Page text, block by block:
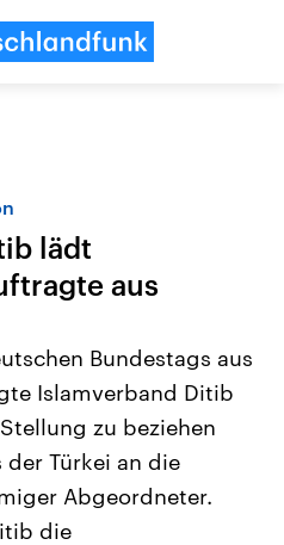
aus
Aktuelle Beiträge,
Hintergründe
Wirtschaftlich und
gehören die Vereinigten
den mächtigsten Ländern
mit großem Einfluss auf
lädt
aus
Bundestags aus
Islamverband Ditib
zu beziehen
Türkei an die
Abgeordneter.
die